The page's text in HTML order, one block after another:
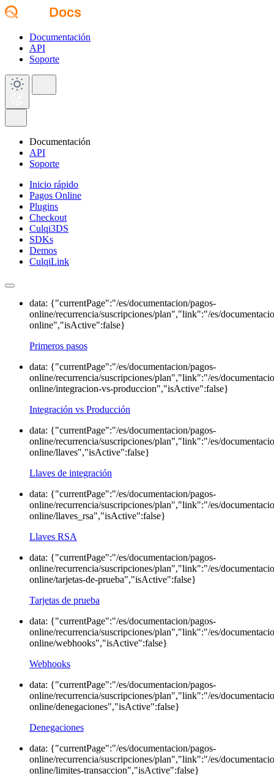
Documentación
API
Soporte
Documentación
API
Soporte
Inicio rápido
Pagos Online
Plugins
Checkout
Culqi3DS
SDKs
Demos
CulqiLink
data: {"currentPage":"/es/documentacion/pagos-
online/recurrencia/suscripciones/plan","link":"/es/
online","isActive":false}
Primeros pasos
data: {"currentPage":"/es/documentacion/pagos-
online/recurrencia/suscripciones/plan","link":"/es/
online/integracion-vs-produccion","isActive":false}
Integración vs Producción
data: {"currentPage":"/es/documentacion/pagos-
online/recurrencia/suscripciones/plan","link":"/es/
online/llaves","isActive":false}
Llaves de integración
data: {"currentPage":"/es/documentacion/pagos-
online/recurrencia/suscripciones/plan","link":"/es/
online/llaves_rsa","isActive":false}
Llaves RSA
data: {"currentPage":"/es/documentacion/pagos-
online/recurrencia/suscripciones/plan","link":"/es/
online/tarjetas-de-prueba","isActive":false}
Tarjetas de prueba
data: {"currentPage":"/es/documentacion/pagos-
online/recurrencia/suscripciones/plan","link":"/es/
online/webhooks","isActive":false}
Webhooks
data: {"currentPage":"/es/documentacion/pagos-
online/recurrencia/suscripciones/plan","link":"/es/
online/denegaciones","isActive":false}
Denegaciones
data: {"currentPage":"/es/documentacion/pagos-
online/recurrencia/suscripciones/plan","link":"/es/
online/limites-transaccion","isActive":false}